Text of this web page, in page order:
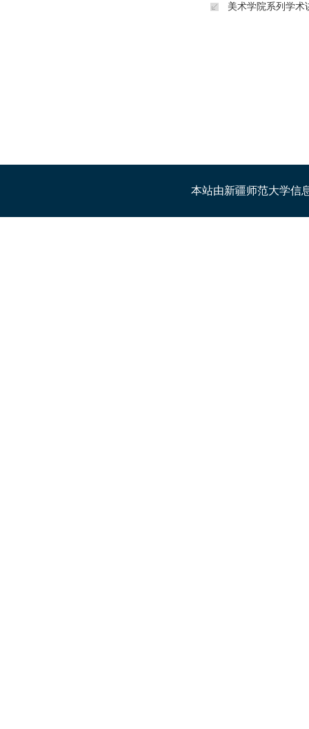
美术学院系列学术
本站由新疆师范大学信